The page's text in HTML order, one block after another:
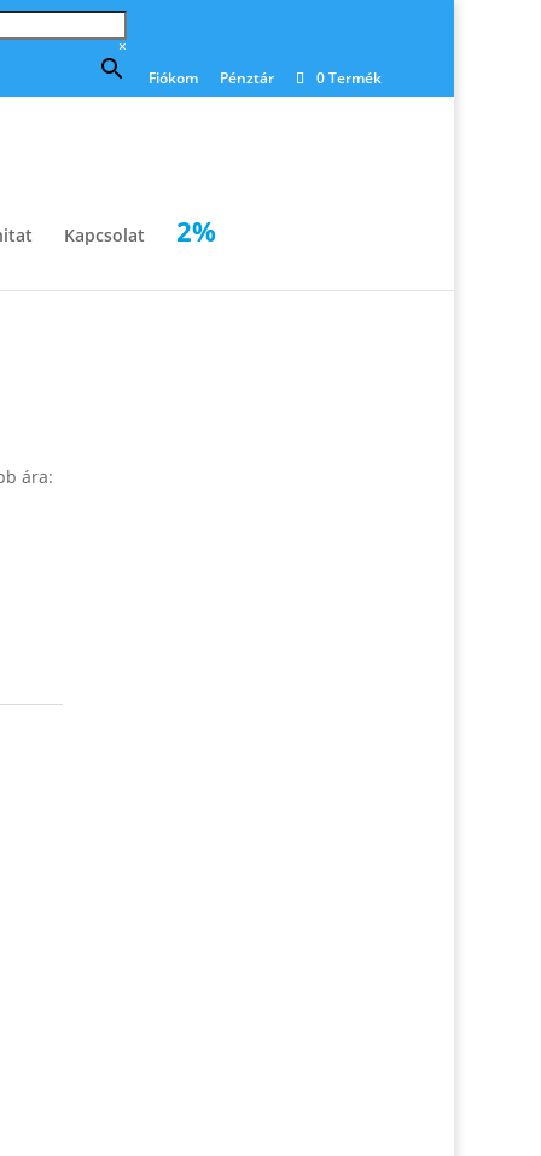
×
Fiókom
Pénztár 0 Termék
Kapcsolat 2%
ára: